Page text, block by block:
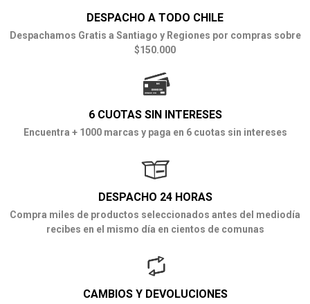
DESPACHO A TODO CHILE
Despachamos Gratis a Santiago y Regiones por compras sobre
$150.000
6 CUOTAS SIN INTERESES
Encuentra + 1000 marcas y paga en 6 cuotas sin intereses
DESPACHO 24 HORAS
Compra miles de productos seleccionados antes del mediodía
recibes en el mismo día en cientos de comunas
CAMBIOS Y DEVOLUCIONES